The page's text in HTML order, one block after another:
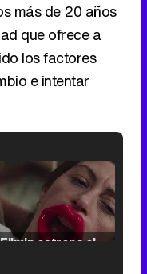
más de 20 años
que ofrece a
los factores
e intentar
Duration
2:24 Remaining
2:24
Picture-
in-